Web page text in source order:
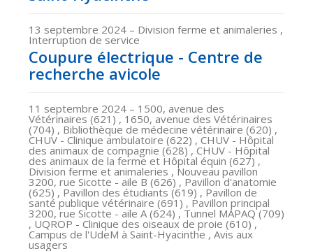
13 septembre 2024 – Division ferme et animaleries ,
Interruption de service
Coupure électrique - Centre de
recherche avicole
11 septembre 2024 – 1500, avenue des
Vétérinaires (621) , 1650, avenue des Vétérinaires
(704) , Bibliothèque de médecine vétérinaire (620) ,
CHUV - Clinique ambulatoire (622) , CHUV - Hôpital
des animaux de compagnie (628) , CHUV - Hôpital
des animaux de la ferme et Hôpital équin (627) ,
Division ferme et animaleries , Nouveau pavillon
3200, rue Sicotte - aile B (626) , Pavillon d'anatomie
(625) , Pavillon des étudiants (619) , Pavillon de
santé publique vétérinaire (691) , Pavillon principal
3200, rue Sicotte - aile A (624) , Tunnel MAPAQ (709)
, UQROP - Clinique des oiseaux de proie (610) ,
Campus de l'UdeM à Saint-Hyacinthe , Avis aux
usagers